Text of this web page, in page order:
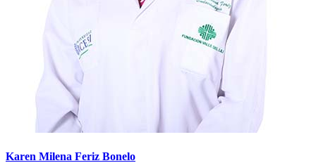
Karen Milena Feriz Bonelo